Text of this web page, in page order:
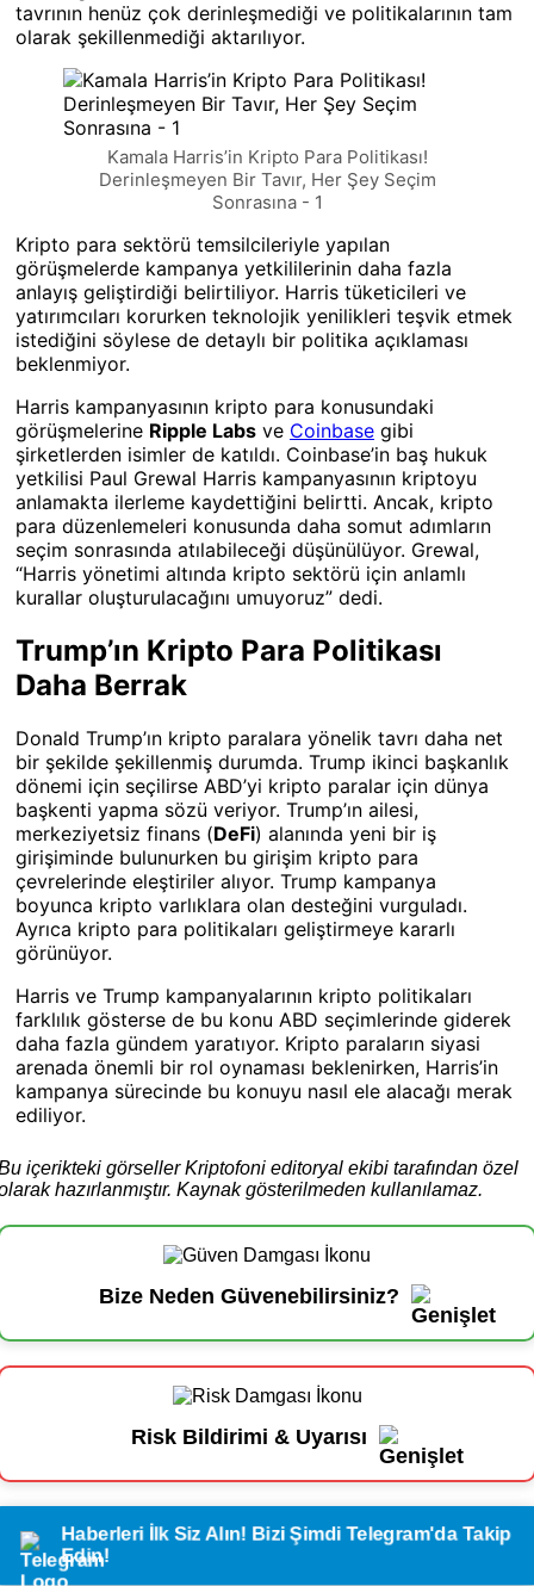
tavrının henüz çok derinleşmediği ve politikalarının tam
olarak şekillenmediği aktarılıyor.
Kamala Harris’in Kripto Para Politikası!
Derinleşmeyen Bir Tavır, Her Şey Seçim
Sonrasına - 1
Kripto para sektörü temsilcileriyle yapılan
görüşmelerde kampanya yetkililerinin daha fazla
anlayış geliştirdiği belirtiliyor. Harris tüketicileri ve
yatırımcıları korurken teknolojik yenilikleri teşvik etmek
istediğini söylese de detaylı bir politika açıklaması
beklenmiyor.
Harris kampanyasının kripto para konusundaki
görüşmelerine Ripple Labs ve Coinbase gibi
şirketlerden isimler de katıldı. Coinbase’in baş hukuk
yetkilisi Paul Grewal Harris kampanyasının kriptoyu
anlamakta ilerleme kaydettiğini belirtti. Ancak, kripto
para düzenlemeleri konusunda daha somut adımların
seçim sonrasında atılabileceği düşünülüyor. Grewal,
“Harris yönetimi altında kripto sektörü için anlamlı
kurallar oluşturulacağını umuyoruz” dedi.
Trump’ın Kripto Para Politikası
Daha Berrak
Donald Trump’ın kripto paralara yönelik tavrı daha net
bir şekilde şekillenmiş durumda. Trump ikinci başkanlık
dönemi için seçilirse ABD’yi kripto paralar için dünya
başkenti yapma sözü veriyor. Trump’ın ailesi,
merkeziyetsiz finans (DeFi) alanında yeni bir iş
girişiminde bulunurken bu girişim kripto para
çevrelerinde eleştiriler alıyor. Trump kampanya
boyunca kripto varlıklara olan desteğini vurguladı.
Ayrıca kripto para politikaları geliştirmeye kararlı
görünüyor.
Harris ve Trump kampanyalarının kripto politikaları
farklılık gösterse de bu konu ABD seçimlerinde giderek
daha fazla gündem yaratıyor. Kripto paraların siyasi
arenada önemli bir rol oynaması beklenirken, Harris’in
kampanya sürecinde bu konuyu nasıl ele alacağı merak
ediliyor.
içerikteki görseller Kriptofoni editoryal ekibi tarafından özel
hazırlanmıştır. Kaynak gösterilmeden kullanılamaz.
Bize Neden Güvenebilirsiniz?
Risk Bildirimi & Uyarısı
Haberleri İlk Siz Alın! Bizi Şimdi Telegram'da Takip
Edin!